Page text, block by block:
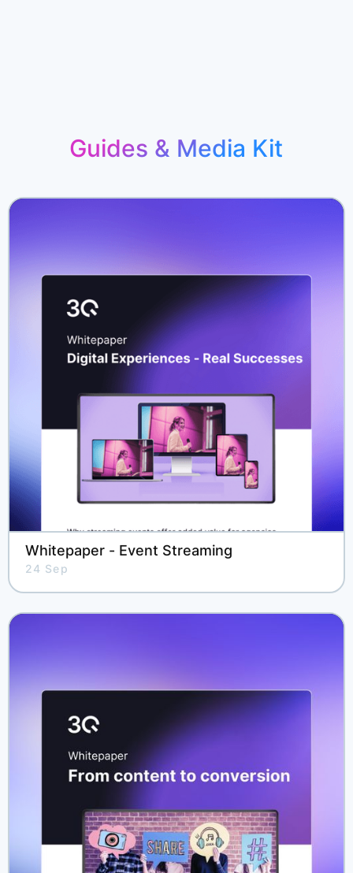
Guides & Media Kit
Whitepaper - Event Streaming
24 Sep